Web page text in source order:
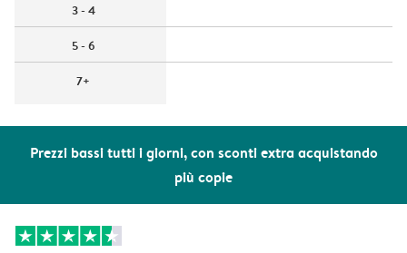
Prezzi bassi tutti i giorni, con sconti extra acquistando
più copie
3 - 4
5 - 6
7+